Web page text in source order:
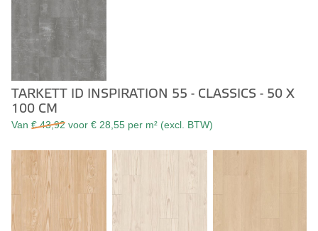
TARKETT ID INSPIRATION 55 - CLASSICS - 50 X
100 CM
Van € 43,92 voor € 28,55 per m² (excl. BTW)